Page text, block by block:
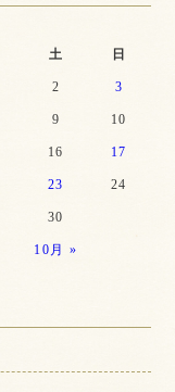
土 日
10月 »
2 3
9 10
16 17
23 24
30